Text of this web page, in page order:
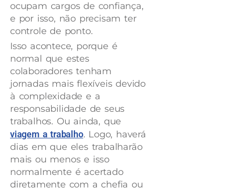
ocupam cargos de confiança,
e por isso, não precisam ter
controle de ponto.
Isso acontece, porque é
normal que estes
colaboradores tenham
jornadas mais flexíveis devido
à complexidade e a
responsabilidade de seus
trabalhos. Ou ainda, que
viagem a trabalho. Logo, haverá
dias em que eles trabalharão
mais ou menos e isso
normalmente é acertado
diretamente com a chefia ou